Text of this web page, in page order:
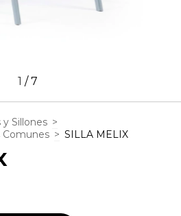
1 /7
y Sillones >
Comunes > SILLA MELIX